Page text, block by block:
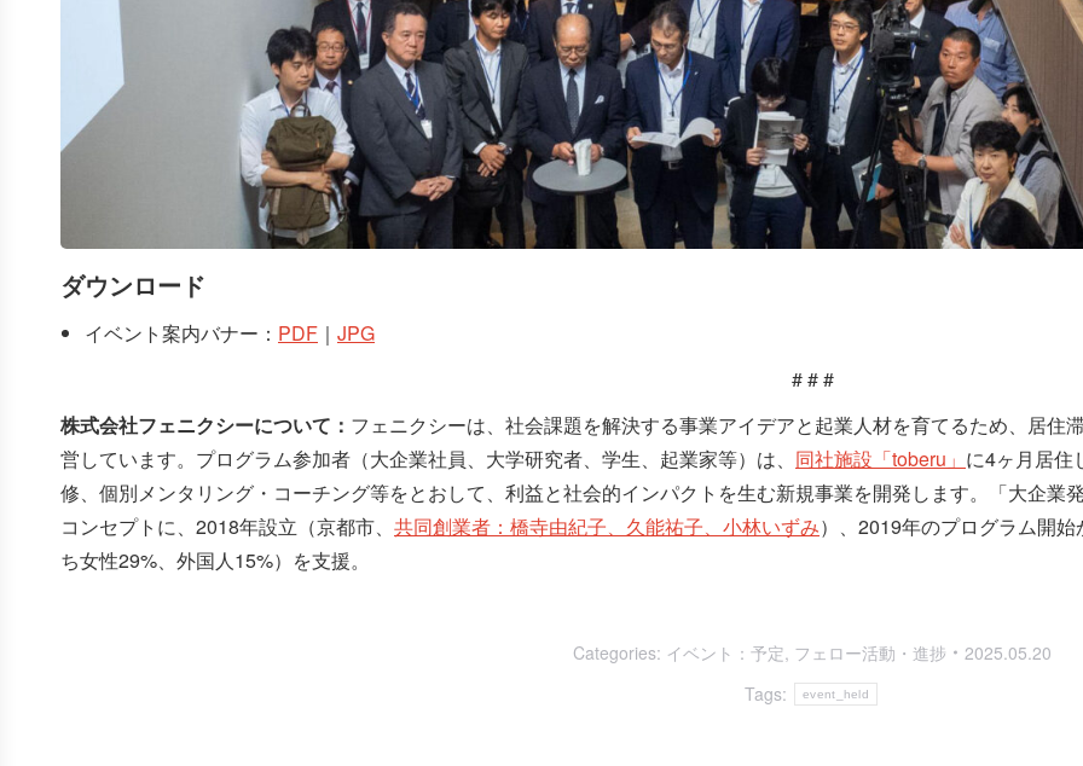
ダウンロード
イベント案内バナー： PDF ｜ JPG
# # #
株式会社フェニクシーについて： フェニクシーは、社会課題を解決する事業アイデアと起業人材を育てるため、居住
営しています。プログラム参加者（大企業社員、大学研究者、学生、起業家等）は、 同社施設「toberu」 に4ヶ月居住
修、個別メンタリング・コーチング等をとおして、利益と社会的インパクトを生む新規事業を開発します。「大企業
コンセプトに、2018年設立（京都市、 共同創業者：橋寺由紀子、久能祐子、小林いずみ）、2019年のプログラム開
ち女性29%、外国人15%）を支援。
Categories: イベント：予定, フェロー活動・進捗
2025.05.20
Tags:
event_held